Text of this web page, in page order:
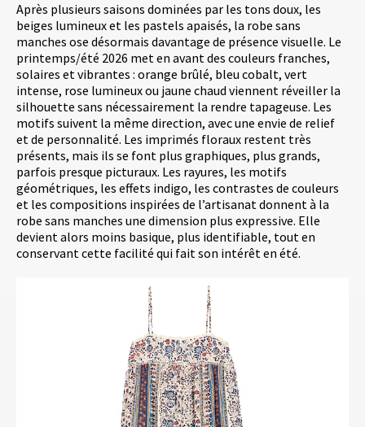
Après plusieurs saisons dominées par les tons doux, les
beiges lumineux et les pastels apaisés, la robe sans
manches ose désormais davantage de présence visuelle. Le
printemps/été 2026 met en avant des couleurs franches,
solaires et vibrantes : orange brûlé, bleu cobalt, vert
intense, rose lumineux ou jaune chaud viennent réveiller la
silhouette sans nécessairement la rendre tapageuse. Les
motifs suivent la même direction, avec une envie de relief
et de personnalité. Les imprimés floraux restent très
présents, mais ils se font plus graphiques, plus grands,
parfois presque picturaux. Les rayures, les motifs
géométriques, les effets indigo, les contrastes de couleurs
et les compositions inspirées de l’artisanat donnent à la
robe sans manches une dimension plus expressive. Elle
devient alors moins basique, plus identifiable, tout en
conservant cette facilité qui fait son intérêt en été.